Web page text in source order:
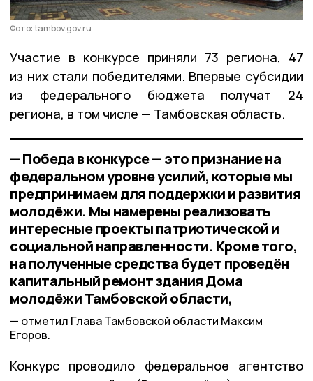
Фото: tambov.gov.ru
Участие в конкурсе приняли 73 региона, 47
из них стали победителями. Впервые субсидии
из федерального бюджета получат 24
региона, в том числе — Тамбовская область.
— Победа в конкурсе — это признание на
федеральном уровне усилий, которые мы
предпринимаем для поддержки и развития
молодёжи. Мы намерены реализовать
интересные проекты патриотической и
социальной направленности. Кроме того,
на полученные средства будет проведён
капитальный ремонт здания Дома
молодёжи Тамбовской области,
отметил Глава Тамбовской области Максим
Егоров.
Конкурс проводило федеральное агентство